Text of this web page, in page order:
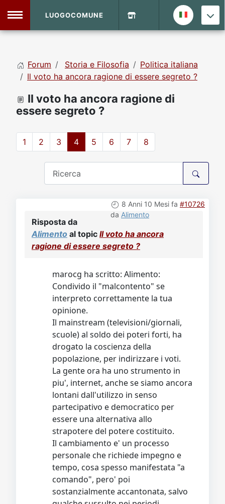
Home
DVD Shop
Sito
LUOGOCOMUNE
Forum Storia e Filosofia
Politica italiana
Il voto ha ancora ragione di essere segreto ?
Il voto ha ancora ragione di
essere segreto ?
1 2 3 4 5 6 7 8
8 Anni 10 Mesi fa #10726
da Alimento
Risposta da
Alimento al topic Il voto ha ancora
ragione di essere segreto ?
marocg ha scritto: Alimento:
Condivido il "malcontento" se
interpreto correttamente la tua
opinione.
Il mainstream (televisioni/giornali,
scuole) al soldo dei poteri forti, ha
drogato la coscienza della
popolazione, per indirizzare i voti.
La gente ora ha uno strumento in
piu', internet, anche se siamo ancora
lontani dall'utilizzo in senso
partecipativo e democratico per
essere una alternativa allo
strapotere del potere costituito.
Il cambiamento e' un processo
personale che richiede impegno e
tempo, cosa spesso manifestata "a
comando", pero' poi
sostanzialmente accantonata, salvo